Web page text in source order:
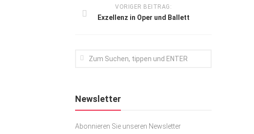
VORIGER BEITRAG:
Exzellenz in Oper und Ballett
Newsletter
Abonnieren Sie unseren Newsletter